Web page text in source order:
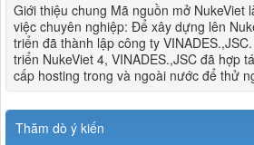
Giới thiệu chung Mã nguồn mở NukeViet
việc chuyên nghiệp: Để xây dựng lên
triển đã thành lập công ty
triển NukeViet 4, VINADES.,JSC đã hợp
cấp hosting trong và ngoài nước để thử
Thăm dò ý kiến